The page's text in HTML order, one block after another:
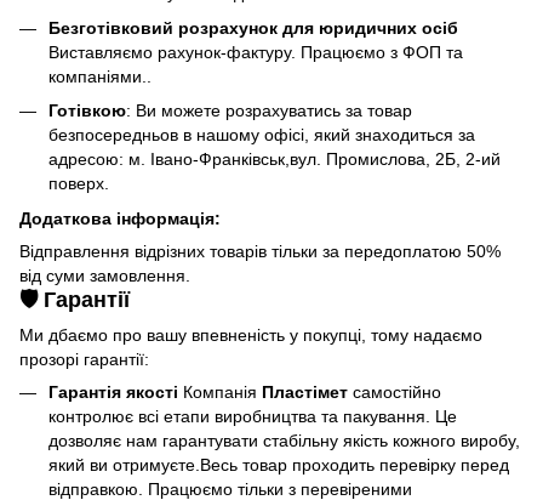
Безготівковий розрахунок для юридичних осіб
Виставляємо рахунок-фактуру. Працюємо з ФОП та
компаніями..
Готівкою: Ви можете розрахуватись за товар
безпосередньов в нашому офісі, який знаходиться за
адресою: м. Івано-Франківськ,вул. Промислова, 2Б, 2-ий
поверх.
Додаткова інформація:
Відправлення відрізних товарів тільки за передоплатою 50%
від суми замовлення.
🛡️ Гарантії
Ми дбаємо про вашу впевненість у покупці, тому надаємо
прозорі гарантії:
Гарантія якості Компанія Пластімет самостійно
контролює всі етапи виробництва та пакування. Це
дозволяє нам гарантувати стабільну якість кожного виробу,
який ви отримуєте.Весь товар проходить перевірку перед
відправкою. Працюємо тільки з перевіреними